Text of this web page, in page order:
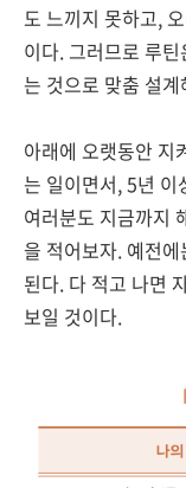
도 느끼지 못하고,
이다. 그러므로 루틴
는 것으로 맞춤 설
아래에 오랫동안 지
는 일이면서, 5년 이
여러분도 지금까지
을 적어보자. 예전
된다. 다 적고 나면
보일 것이다.